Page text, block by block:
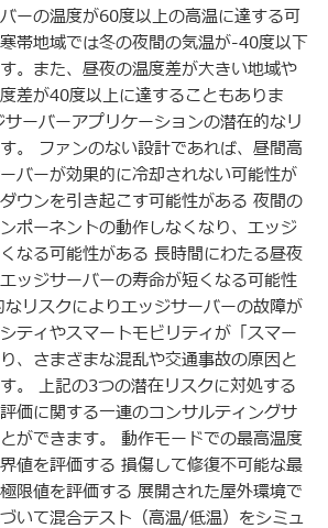
ーの温度が60度以上の高温に達する可
帯地域では冬の夜間の気温が-40度以下
。また、昼夜の温度差が大きい地域や
差が40度以上に達することもありま
ーバーアプリケーションの潜在的なリ
。 ファンのない設計であれば、昼間高
バーが効果的に冷却されない可能性が
ウンを引き起こす可能性がある 夜間の
ポーネントの動作しなくなり、エッジ
なる可能性がある 長時間にわたる昼夜
ッジサーバーの寿命が短くなる可能性
リスクによりエッジサーバーの故障が
ティやスマートモビリティが「スマー
、さまざまな混乱や交通事故の原因と
。 上記の3つの潜在リスクに対処する
価に関する一連のコンサルティングサ
ができます。 動作モードでの最高温度
値を評価する 損傷して修復不可能な最
限値を評価する 展開された屋外環境で
いて混合テスト（高温/低温）をシミュ